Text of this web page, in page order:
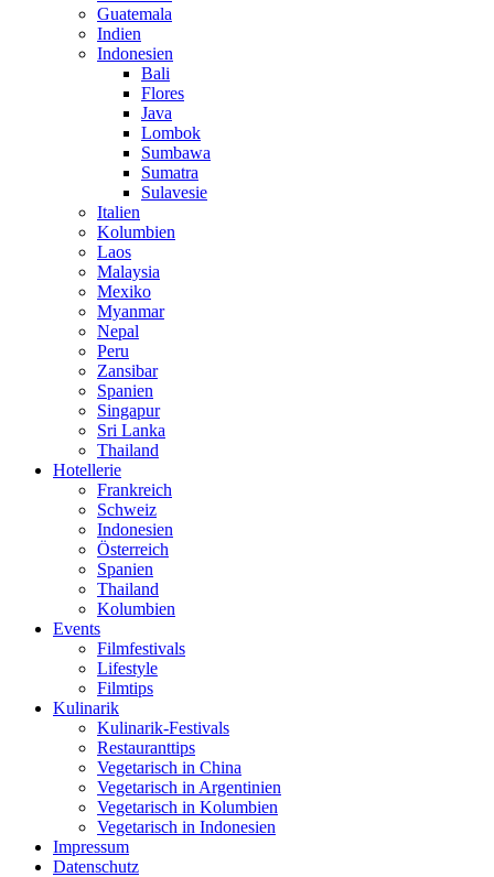
Guatemala
Indien
Indonesien
Bali
Flores
Java
Lombok
Sumbawa
Sumatra
Sulavesie
Italien
Kolumbien
Laos
Malaysia
Mexiko
Myanmar
Nepal
Peru
Zansibar
Spanien
Singapur
Sri Lanka
Thailand
Hotellerie
Frankreich
Schweiz
Indonesien
Österreich
Spanien
Thailand
Kolumbien
Events
Filmfestivals
Lifestyle
Filmtips
Kulinarik
Kulinarik-Festivals
Restauranttips
Vegetarisch in China
Vegetarisch in Argentinien
Vegetarisch in Kolumbien
Vegetarisch in Indonesien
Impressum
Datenschutz